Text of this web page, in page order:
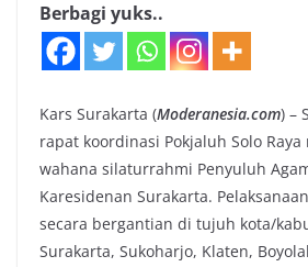
Berbagi yuks..
Kars Surakarta (Moderanesia.com) –
rapat koordinasi Pokjaluh Solo
wahana silaturrahmi Penyuluh
Karesidenan Surakarta.
secara bergantian di tujuh kota/
Surakarta, Sukoharjo, Klaten,